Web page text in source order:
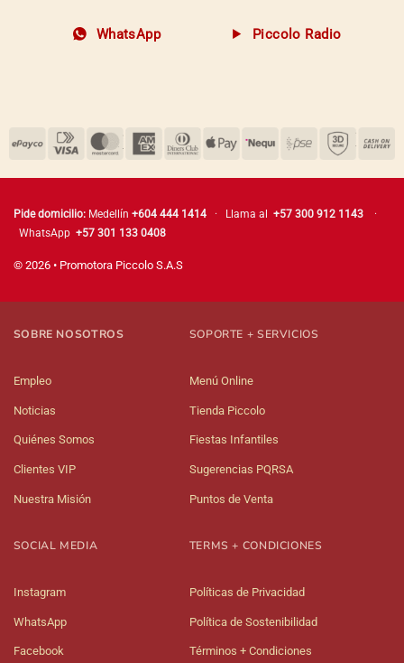
WhatsApp Piccolo Radio
Pide domicilio: Medellín +604 444 1414 · Llama al +57 300 912 1143
·
WhatsApp +57 301 133 0408
© 2026 • Promotora Piccolo S.A.S
SOBRE NOSOTROS
Empleo
Noticias
Quiénes Somos
Clientes VIP
Nuestra Misión
SOPORTE + SERVICIOS
Menú Online
Tienda Piccolo
Fiestas Infantiles
Sugerencias PQRSA
Puntos de Venta
SOCIAL MEDIA
Instagram
WhatsApp
Facebook
TERMS + CONDICIONES
Políticas de Privacidad
Política de Sostenibilidad
Términos + Condiciones